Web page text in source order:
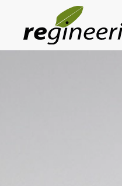
Skip to main content